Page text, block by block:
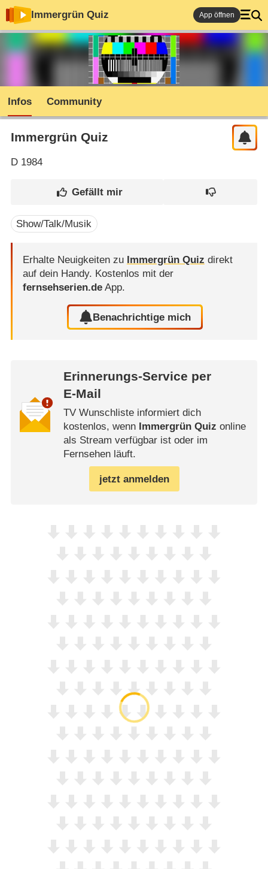
Immergrün Quiz App öffnen
Infos Community
Immergrün Quiz
D1984
Show/Talk/Musik
Erhalte Neuigkeiten zu Immergrün Quiz direkt
auf dein Handy. Kostenlos mit der
fernsehserien.deApp.
Benachrichtige mich
Erinnerungs-Service per
E-Mail
TV Wunschliste informiert dich
kostenlos, wenn Immergrün Quiz online
als Stream verfügbar ist oder im
Fernsehen läuft.
jetzt anmelden